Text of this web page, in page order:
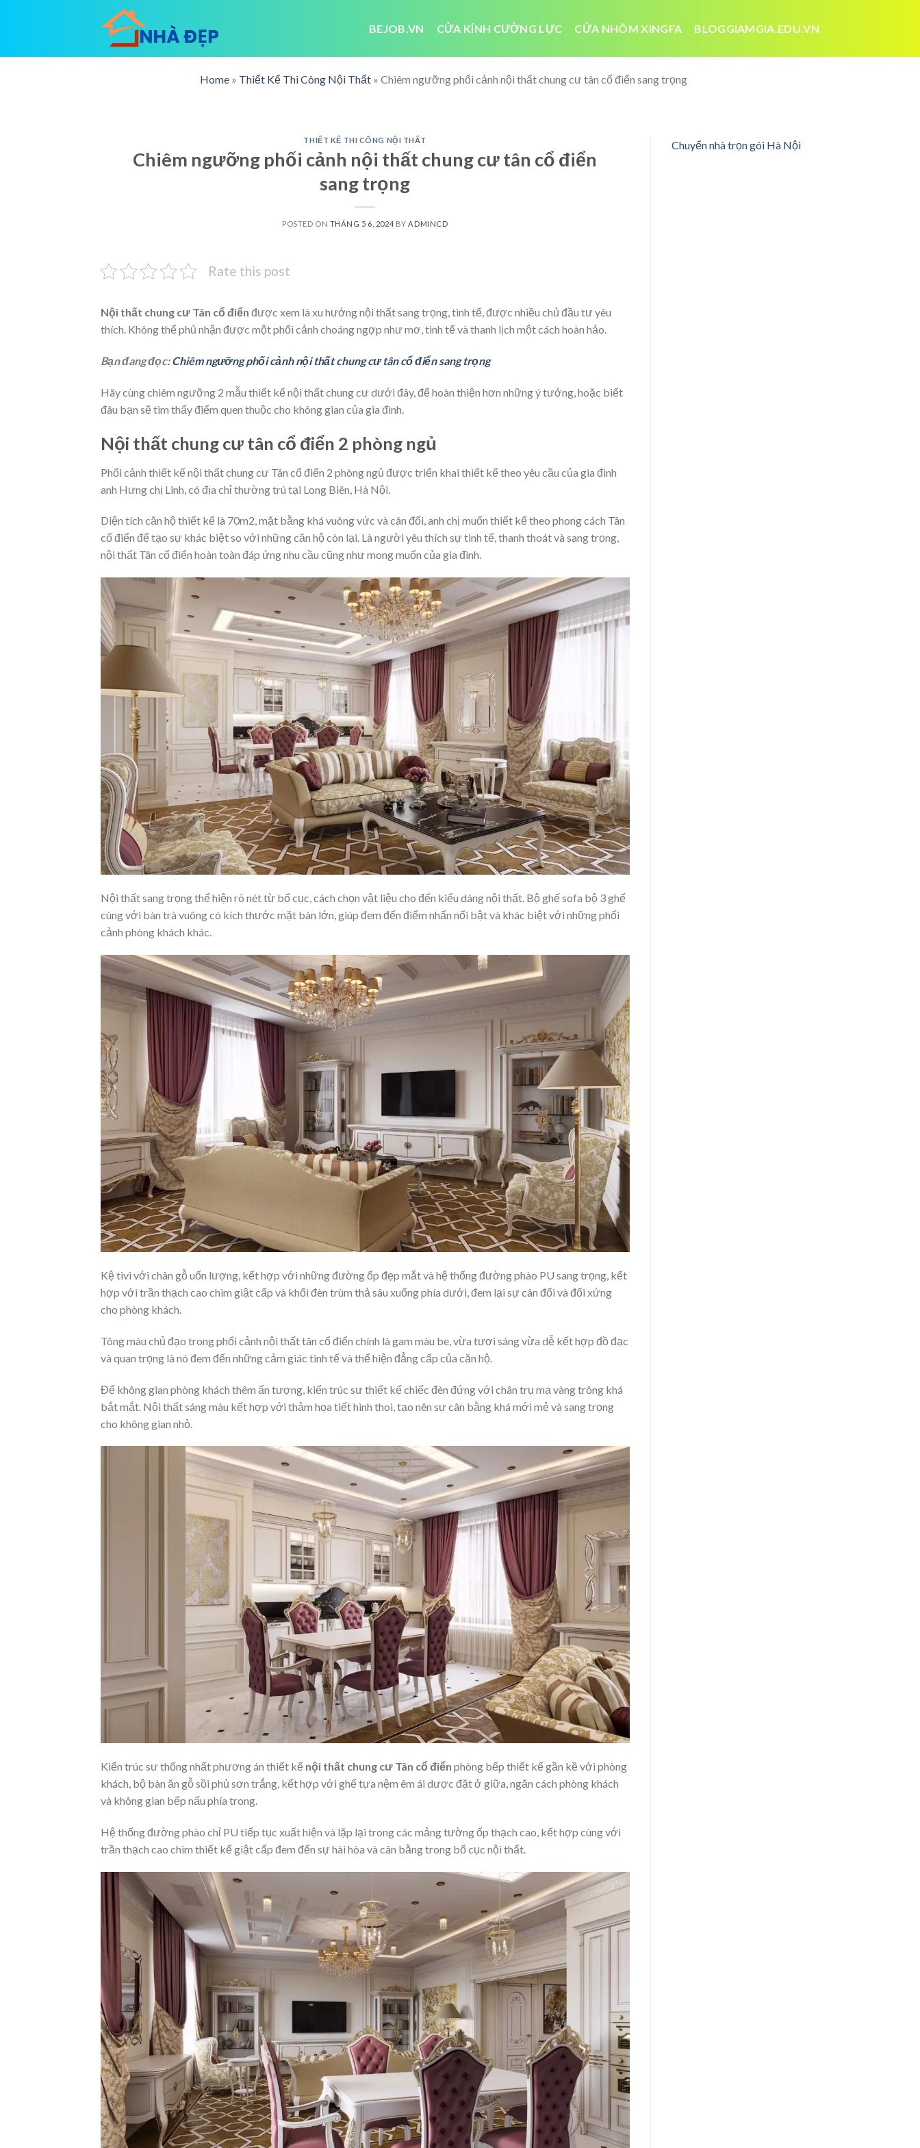
BEJOB.VN CỬA KÍNH CƯỜNG LỰC CỬA NHÔM XINGFA BLOGGIAMGIA.EDU.VN
Home » Thiết Kế Thi Công Nội Thất » Chiêm ngưỡng phối cảnh nội thất chung cư tân cổ điển sang trọng
THIẾT KẾ THI CÔNG NỘI THẤT
Chiêm ngưỡng phối cảnh nội thất chung cư tân cổ điển
sang trọng
POSTED ON THÁNG 5 6, 2024 BYADMINCD
Rate this post
Nội thất chung cư Tân cổ điển được xem là xu hướng nội thất sang trọng, tinh tế, được nhiều chủ đầu tư yêu
thích. Không thể phủ nhận được một phối cảnh choáng ngợp như mơ, tinh tế và thanh lịch một cách hoàn hảo.
Bạn đang đọc:Chiêm ngưỡng phối cảnh nội thất chung cư tân cổ điển sang trọng
Hãy cùng chiêm ngưỡng 2 mẫu thiết kế nội thất chung cư dưới đây, để hoàn thiện hơn những ý tưởng, hoặc biết
đâu bạn sẽ tìm thấy điểm quen thuộc cho không gian của gia đình.
Nội thất chung cư tân cổ điển 2 phòng ngủ
Phối cảnh thiết kế nội thất chung cư Tân cổ điển 2 phòng ngủ được triển khai thiết kế theo yêu cầu của gia đình
anh Hưng chị Linh, có địa chỉ thường trú tại Long Biên, Hà Nội.
Diện tích căn hộ thiết kế là 70m2, mặt bằng khá vuông vức và cân đối, anh chị muốn thiết kế theo phong cách Tân
cổ điển để tạo sự khác biệt so với những căn hộ còn lại. Là người yêu thích sự tinh tế, thanh thoát và sang trọng,
nội thất Tân cổ điển hoàn toàn đáp ứng nhu cầu cũng như mong muốn của gia đình.
Nội thất sang trọng thể hiện rõ nét từ bố cục, cách chọn vật liệu cho đến kiểu dáng nội thất. Bộ ghế sofa bộ 3 ghế
cùng với bàn trà vuông có kích thước mặt bàn lớn, giúp đem đến điểm nhấn nổi bật và khác biệt với những phối
cảnh phòng khách khác.
Kệ tivi với chân gỗ uốn lượng, kết hợp với những đường ốp đẹp mắt và hệ thống đường phào PU sang trọng, kết
hợp với trần thạch cao chìm giật cấp và khối đèn trùm thả sâu xuống phía dưới, đem lại sự cân đối và đối xứng
cho phòng khách.
Tông màu chủ đạo trong phối cảnh nội thất tân cổ điển chính là gam màu be, vừa tươi sáng vừa dễ kết hợp đồ đạc
và quan trọng là nó đem đến những cảm giác tinh tế và thể hiện đẳng cấp của căn hộ.
Để không gian phòng khách thêm ấn tượng, kiến trúc sư thiết kế chiếc đèn đứng với chân trụ mạ vàng trông khá
bắt mắt. Nội thất sáng màu kết hợp với thảm họa tiết hình thoi, tạo nên sự cân bằng khá mới mẻ và sang trọng
cho không gian nhỏ.
Kiến trúc sư thống nhất phương án thiết kế nội thất chung cư Tân cổ điển phòng bếp thiết kế gần kề với phòng
khách, bộ bàn ăn gỗ sồi phủ sơn trắng, kết hợp với ghế tựa nệm êm ái dược đặt ở giữa, ngăn cách phòng khách
và không gian bếp nấu phía trong.
Hệ thống đường phào chỉ PU tiếp tục xuất hiện và lặp lại trong các mảng tường ốp thạch cao, kết hợp cùng với
trần thạch cao chìm thiết kế giật cấp đem đến sự hài hòa và cân bằng trong bố cục nội thất.
Chuyển nhà trọn gói Hà Nội